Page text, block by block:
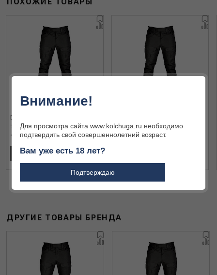
Брюки Horus P-2 15183 black L
13 410 ₽
В КОРЗИНУ
13 410 ₽
ДРУГИЕ ТОВАРЫ БРЕНДА
Внимание!
Для просмотра сайта www.kolchuga.ru необходимо
подтвердить свой совершеннолетний возраст.
Вам уже есть 18 лет?
Подтверждаю